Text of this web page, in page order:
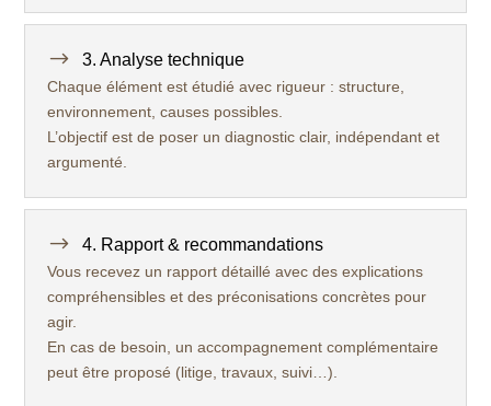
$ 3. Analyse technique
Chaque élément est étudié avec rigueur : structure,
environnement, causes possibles.
L’objectif est de poser un diagnostic clair, indépendant et
argumenté.
$ 4. Rapport & recommandations
Vous recevez un rapport détaillé avec des explications
compréhensibles et des préconisations concrètes pour
agir.
En cas de besoin, un accompagnement complémentaire
peut être proposé (litige, travaux, suivi…).